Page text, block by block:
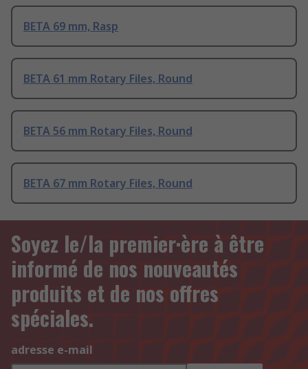
BETA 69 mm, Rasp
BETA 61 mm Rotary Files, Round
BETA 56 mm Rotary Files, Round
BETA 67 mm Rotary Files, Round
Soyez le/la premier·ère à être
informé de nos nouveautés
produits et de nos offres
spéciales.
adresse e-mail